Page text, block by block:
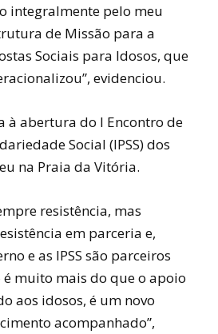
integralmente pelo meu
de Missão para a
Sociais para Idosos, que
evidenciou.
à abertura do I Encontro de
Social (IPSS) dos
na Praia da Vitória.
resistência, mas
em parceria e,
e as IPSS são parceiros
muito mais do que o apoio
aos idosos, é um novo
acompanhado”,